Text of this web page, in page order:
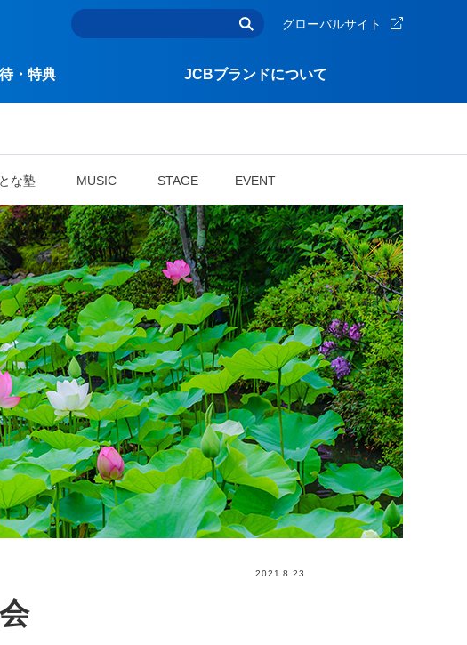
・特典 JCBブランドについて
グローバルサイト
な塾 MUSIC STAGE EVENT
2021.8.23